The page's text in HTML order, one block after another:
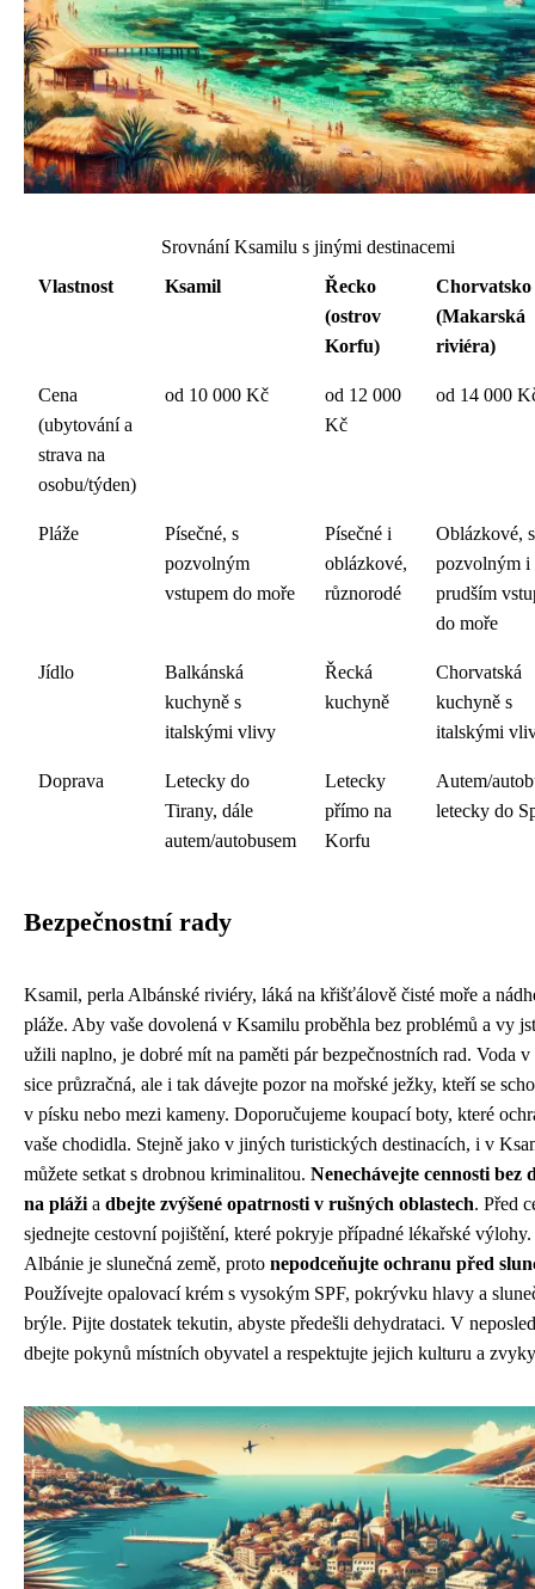
Srovnání Ksamilu s jinými destinacemi
Vlastnost
Ksamil
Řecko
(ostrov
Korfu)
Chorvatsko
(Makarská
riviéra)
Cena
(ubytování a
strava na
osobu/týden)
od 10 000 Kč
od 12 000
Kč
od 14 000
Pláže
Písečné, s
pozvolným
vstupem do moře
Písečné i
oblázkové,
různorodé
Oblázkové, s
pozvolným i
prudším
do moře
Jídlo
Balkánská
kuchyně s
italskými vlivy
Řecká
kuchyně
Chorvatská
kuchyně s
italskými
Doprava
Letecky do
Tirany, dále
autem/autobusem
Letecky
přímo na
Korfu
Autem/
letecky do
Bezpečnostní rady
Ksamil, perla Albánské riviéry, láká na křišťálově čisté moře a
pláže. Aby vaše dovolená v Ksamilu proběhla bez problémů a vy
užili naplno, je dobré mít na paměti pár bezpečnostních rad. Voda
sice průzračná, ale i tak dávejte pozor na mořské ježky, kteří se
v písku nebo mezi kameny. Doporučujeme koupací boty, které
vaše chodidla. Stejně jako v jiných turistických destinacích, i v
můžete setkat s drobnou kriminalitou. Nenechávejte cennosti bez
na pláži a dbejte zvýšené opatrnosti v rušných oblastech. Před
sjednejte cestovní pojištění, které pokryje případné lékařské výlohy.
Albánie je slunečná země, proto nepodceňujte ochranu před
Používejte opalovací krém s vysokým SPF, pokrývku hlavy a
brýle. Pijte dostatek tekutin, abyste předešli dehydrataci. V
dbejte pokynů místních obyvatel a respektujte jejich kulturu a